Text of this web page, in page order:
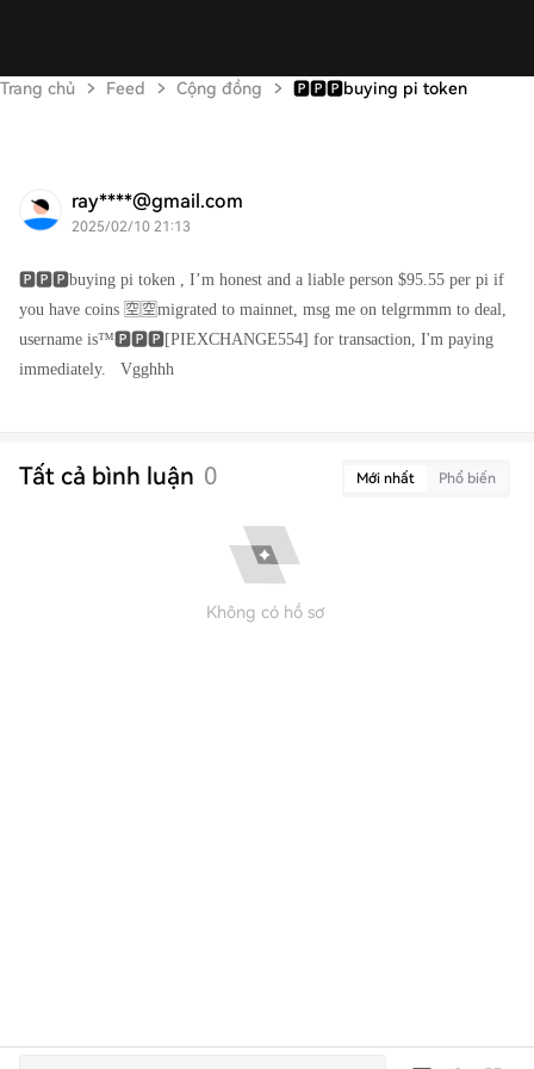
Trang chủ Feed Cộng đồng 🅿️🅿️🅿️buying pi token
ray****@gmail.com
2025/02/10 21:13
🅿️🅿️🅿️buying pi token , I’m honest and a liable person $95.55 per pi if
you have coins 🈳🈳migrated to mainnet, msg me on telgrmmm to deal,
username is™️🅿️🅿️🅿️[PIEXCHANGE554] for transaction, I'm paying
immediately. Vgghhh
Tất cả bình luận 0 Mới nhất Phổ biến
Không có hồ sơ